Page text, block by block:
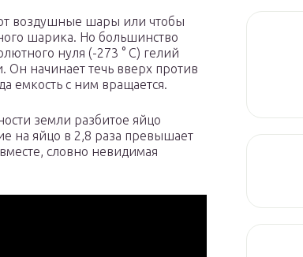
воздушные шары или чтобы
шарика. Но большинство
нуля (-273 ° C) гелий
Он начинает течь вверх против
емкость с ним вращается.
земли разбитое яйцо
на яйцо в 2,8 раза превышает
словно невидимая